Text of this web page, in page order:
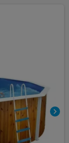
chevron_right